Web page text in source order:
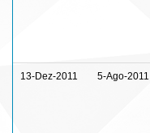
13-Dez-2011 5-Ago-2011